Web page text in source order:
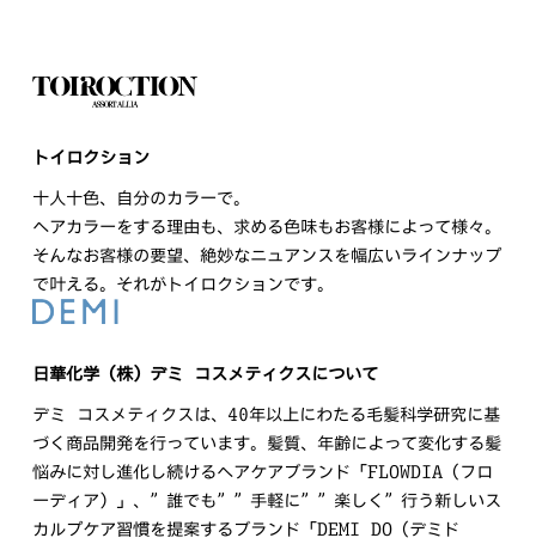
トイロクション
十人十色、自分のカラーで。
ヘアカラーをする理由も、求める色味もお客様によって様々。
そんなお客様の要望、絶妙なニュアンスを幅広いラインナップ
で叶える。それがトイロクションです。
日華化学（株）デミ コスメティクスについて
デミ コスメティクスは、40年以上にわたる毛髪科学研究に基
づく商品開発を行っています。髪質、年齢によって変化する髪
悩みに対し進化し続けるヘアケアブランド「FLOWDIA（フロ
ーディア）」、”誰でも””手軽に””楽しく”行う新しいス
カルプケア習慣を提案するブランド「DEMI DO（デミド